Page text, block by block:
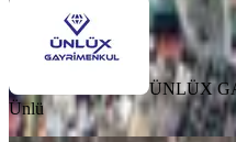
ÜNLÜX
Ünlü